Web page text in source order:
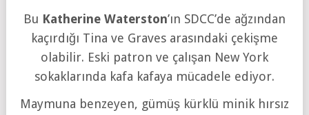
Bu Katherine Waterston’ın SDCC’de ağzından
kaçırdığı Tina ve Graves arasındaki çekişme
olabilir. Eski patron ve çalışan New York
sokaklarında kafa kafaya mücadele ediyor.
Maymuna benzeyen, gümüş kürklü minik hırsız